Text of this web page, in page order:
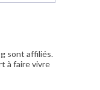
sont affiliés.
à faire vivre